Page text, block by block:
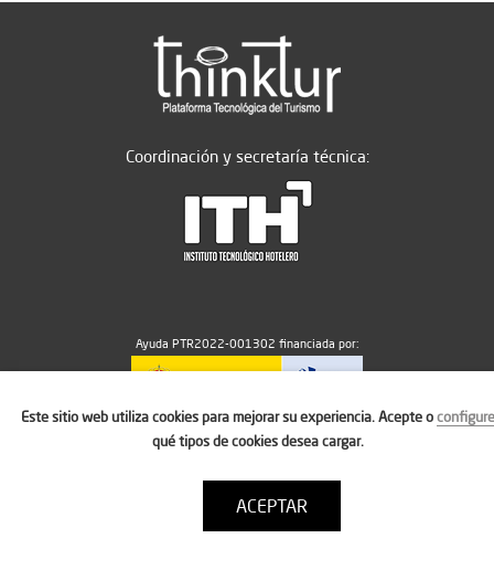
Coordinación y secretaría técnica:
Ayuda PTR2022-001302 financiada por:
MICIU/AEI/10.13039/501100011033
Política de cookies
Condiciones de uso
Este sitio web utiliza cookies para mejorar su experiencia. Acepte oconfigure
qué tipos de cookies desea cargar.
ACEPTAR